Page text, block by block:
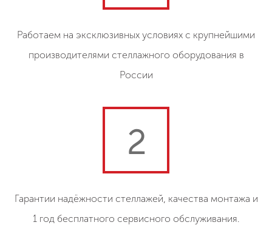
Работаем на эксклюзивных условиях с крупнейшими
производителями стеллажного оборудования в
России
2
Гарантии надёжности стеллажей, качества монтажа и
1 год бесплатного сервисного обслуживания.